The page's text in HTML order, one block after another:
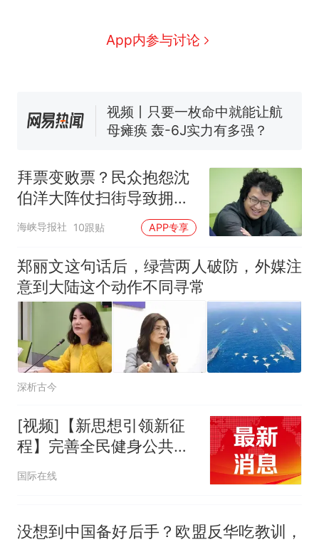
App内参与讨论
新 全球唯一没有法定首都的国
家，刚改国名，总统就邀请中
了……
视频丨只要一枚命中就能让航
母瘫痪 轰-6J实力有多强？
电力部门回应
佛山一中学招聘物理教师，笔
试前13名均遭淘汰？教育局：
已叫停招聘，成立调查组全面
十多万人报名的考试，成绩
拜票变败票？民众抱怨沈
伯洋大阵仗扫街导致拥
堵，幕僚竟当场反呛
海峡导报社 10跟贴 APP专享
郑丽文这句话后，绿营两人破防，外媒注
意到大陆这个动作不同寻常
深析古今
[视频]【新思想引领新征
程】完善全民健身公共服
务体系 让发展成果惠及全
体人民
国际在线
没想到中国备好后手？欧盟反华吃教训，